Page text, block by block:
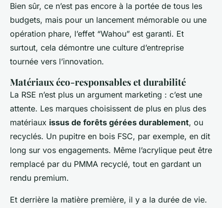
Bien sûr, ce n’est pas encore à la portée de tous les
budgets, mais pour un lancement mémorable ou une
opération phare, l’effet “Wahou” est garanti. Et
surtout, cela démontre une culture d’entreprise
tournée vers l’innovation.
Matériaux éco-responsables et durabilité
La RSE n’est plus un argument marketing : c’est une
attente. Les marques choisissent de plus en plus des
matériaux issus de forêts gérées durablement, ou
recyclés. Un pupitre en bois FSC, par exemple, en dit
long sur vos engagements. Même l’acrylique peut être
remplacé par du PMMA recyclé, tout en gardant un
rendu premium.
Et derrière la matière première, il y a la durée de vie.